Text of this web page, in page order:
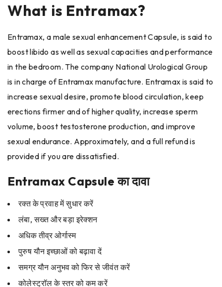
What is Entramax?
Entramax, a male sexual enhancement Capsule, is said to
boost libido as well as sexual capacities and performance
in the bedroom. The company National Urological Group
is in charge of Entramax manufacture. Entramax is said to
increase sexual desire, promote blood circulation, keep
erections firmer and of higher quality, increase sperm
volume, boost testosterone production, and improve
sexual endurance. Approximately, and a full refund is
provided if you are dissatisfied.
Entramax Capsule का दावा
रक्त के प्रवाह में सुधार करें
लंबा, सख्त और बड़ा इरेक्शन
अधिक तीव्र ओर्गास्म
पुरुष यौन इच्छाओं को बढ़ावा दें
समग्र यौन अनुभव को फिर से जीवंत करें
कोलेस्ट्रॉल के स्तर को कम करें